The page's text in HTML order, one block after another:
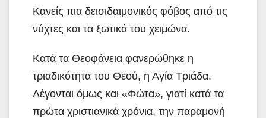
Κανείς πια δεισιδαιμονικός φόβος από τις
νύχτες και τα ξωτικά του χειμώνα.
Κατά τα Θεοφάνεια φανερώθηκε η
τριαδικότητα του Θεού, η Αγία Τριάδα.
Λέγονται όμως και «Φώτα», γιατί κατά τα
πρώτα χριστιανικά χρόνια, την παραμονή